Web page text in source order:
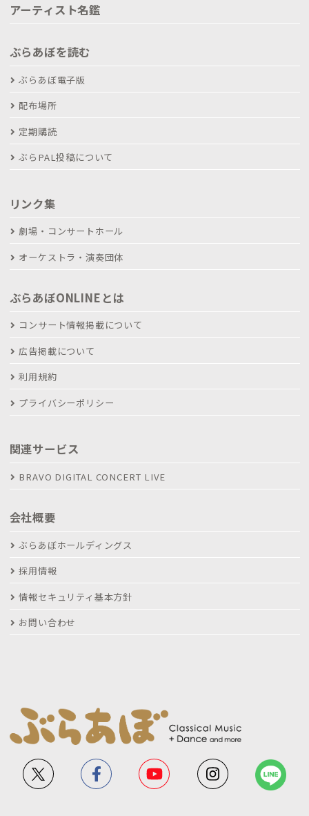
アーティスト名鑑
ぶらあぼを読む
ぶらあぼ電子版
配布場所
定期購読
ぶらPAL投稿について
リンク集
劇場・コンサートホール
オーケストラ・演奏団体
ぶらあぼONLINEとは
コンサート情報掲載について
広告掲載について
利用規約
プライバシーポリシー
関連サービス
BRAVO DIGITAL CONCERT LIVE
会社概要
ぶらあぼホールディングス
採用情報
情報セキュリティ基本方針
お問い合わせ